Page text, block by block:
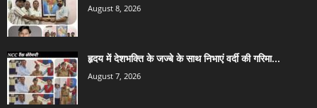
August 8, 2026
हृदय में देशभक्ति के जज्बे के साथ निभाएं वर्दी की गरिमा...
August 7, 2026